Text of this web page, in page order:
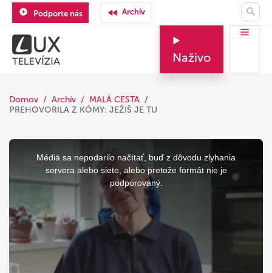
Podporte nás Archív
Naživo
Domov Archív
MALÁ CESTA
PREHOVORILA Z KÓMY: JEŽIŠ JE TU
This
Médiá sa nepodarilo načítať, buď z dôvodu zlyhania
servera alebo siete, alebo pretože formát nie je
podporovaný.